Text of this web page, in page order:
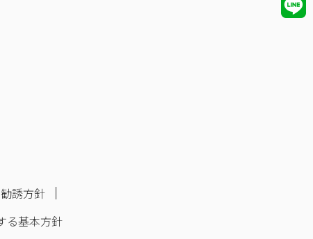
勧誘方針
る基本方針